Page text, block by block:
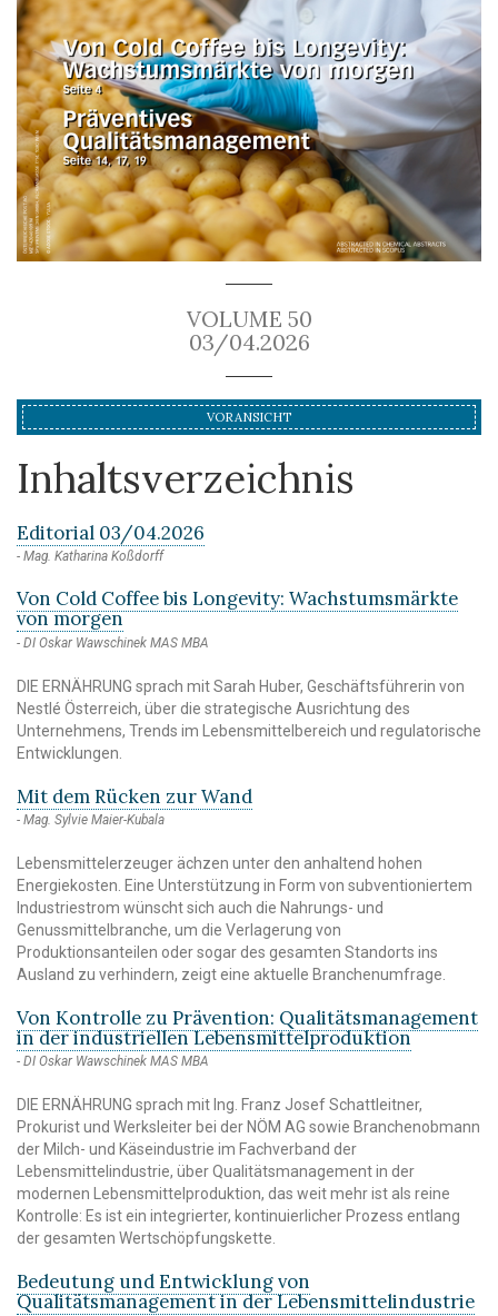
VOLUME 50
03/04.2026
VORANSICHT
Inhaltsverzeichnis
Editorial 03/04.2026
Mag. Katharina Koßdorff
Von Cold Coffee bis Longevity: Wachstumsmärkte
von morgen
DI Oskar Wawschinek MAS MBA
DIE ERNÄHRUNG sprach mit Sarah Huber, Geschäftsführerin von
Nestlé Österreich, über die strategische Ausrichtung des
Unternehmens, Trends im Lebensmittelbereich und regulatorische
Entwicklungen.
Mit dem Rücken zur Wand
Mag. Sylvie Maier-Kubala
Lebensmittelerzeuger ächzen unter den anhaltend hohen
Energiekosten. Eine Unterstützung in Form von subventioniertem
Industriestrom wünscht sich auch die Nahrungs- und
Genussmittelbranche, um die Verlagerung von
Produktionsanteilen oder sogar des gesamten Standorts ins
Ausland zu verhindern, zeigt eine aktuelle Branchenumfrage.
Von Kontrolle zu Prävention: Qualitätsmanagement
in der industriellen Lebensmittelproduktion
DI Oskar Wawschinek MAS MBA
DIE ERNÄHRUNG sprach mit Ing. Franz Josef Schattleitner,
Prokurist und Werksleiter bei der NÖM AG sowie Branchenobmann
der Milch- und Käseindustrie im Fachverband der
Lebensmittelindustrie, über Qualitätsmanagement in der
modernen Lebensmittelproduktion, das weit mehr ist als reine
Kontrolle: Es ist ein integrierter, kontinuierlicher Prozess entlang
der gesamten Wertschöpfungskette.
Bedeutung und Entwicklung von
Qualitätsmanagement in der Lebensmittelindustrie